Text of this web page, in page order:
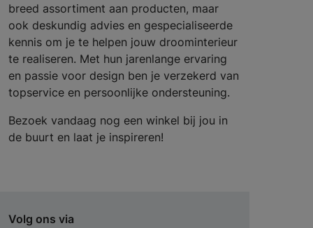
breed assortiment aan producten, maar
ook deskundig advies en gespecialiseerde
kennis om je te helpen jouw droominterieur
te realiseren. Met hun jarenlange ervaring
en passie voor design ben je verzekerd van
topservice en persoonlijke ondersteuning.
Bezoek vandaag nog een winkel bij jou in
de buurt en laat je inspireren!
Volg ons via